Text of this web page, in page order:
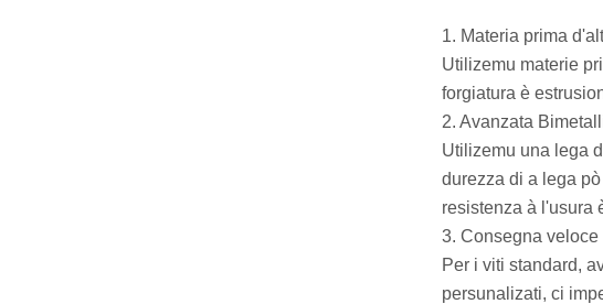
1. Materia prima
Utilizemu materie
forgiatura è
2. Avanzata
Utilizemu una lega
durezza di a lega
resistenza à l'usura
3. Consegna veloce
Per i viti standard,
persunalizati, ci